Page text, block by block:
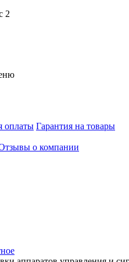
2
оплаты Гарантия на товары
о компании